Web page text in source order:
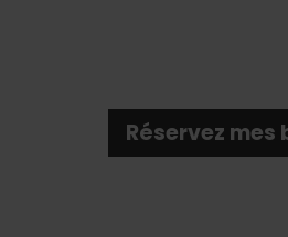
Réservez mes